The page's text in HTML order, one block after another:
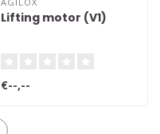
Lifting motor (V1)
€--,--